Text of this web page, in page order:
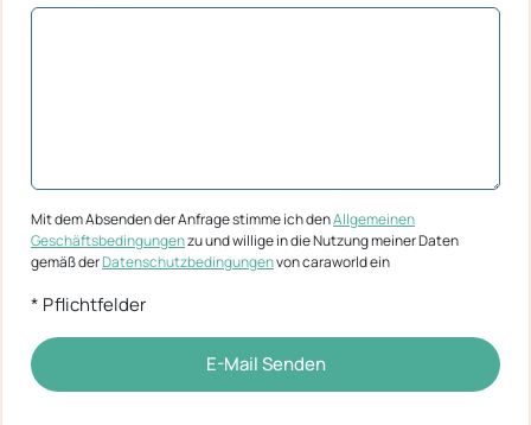
Mit dem Absenden der Anfrage stimme ich denAllgemeinen
Geschäftsbedingungenzu und willige in die Nutzung meiner Daten
gemäß derDatenschutzbedingungenvon caraworld ein
* Pflichtfelder
E-Mail Senden